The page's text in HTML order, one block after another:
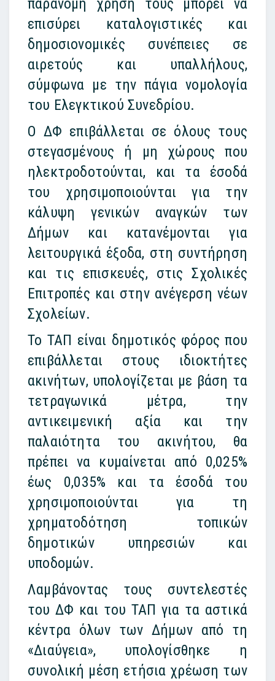
επισύρει καταλογιστικές και
δημοσιονομικές συνέπειες σε
αιρετούς και υπαλλήλους,
σύμφωνα με την πάγια νομολογία
του Ελεγκτικού Συνεδρίου.
Ο ΔΦ επιβάλλεται σε όλους τους
στεγασμένους ή μη χώρους που
ηλεκτροδοτούνται, και τα έσοδά
του χρησιμοποιούνται για την
κάλυψη γενικών αναγκών των
Δήμων και κατανέμονται για
λειτουργικά έξοδα, στη συντήρηση
και τις επισκευές, στις Σχολικές
Επιτροπές και στην ανέγερση νέων
Σχολείων.
Το ΤΑΠ είναι δημοτικός φόρος που
επιβάλλεται στους ιδιοκτήτες
ακινήτων, υπολογίζεται με βάση τα
τετραγωνικά μέτρα, την
αντικειμενική αξία και την
παλαιότητα του ακινήτου, θα
πρέπει να κυμαίνεται από 0,025%
έως 0,035% και τα έσοδά του
χρησιμοποιούνται για τη
χρηματοδότηση τοπικών
δημοτικών υπηρεσιών και
υποδομών.
Λαμβάνοντας τους συντελεστές
του ΔΦ και του ΤΑΠ για τα αστικά
κέντρα όλων των Δήμων από τη
«Διαύγεια», υπολογίσθηκε η
συνολική μέση ετήσια χρέωση των